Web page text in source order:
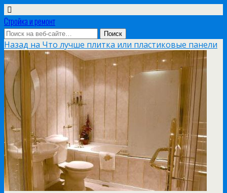
Стройка и ремонт
Назад на Что лучше плитка или пластиковые панели